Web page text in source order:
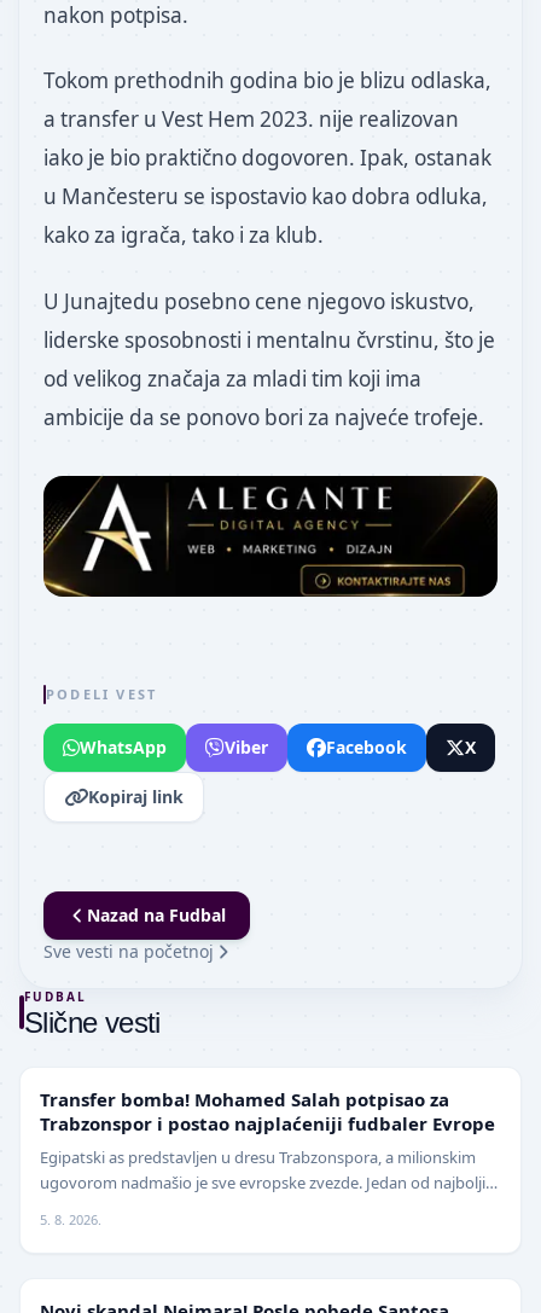
nakon potpisa.
Tokom prethodnih godina bio je blizu odlaska,
a transfer u Vest Hem 2023. nije realizovan
iako je bio praktično dogovoren. Ipak, ostanak
u Mančesteru se ispostavio kao dobra odluka,
kako za igrača, tako i za klub.
U Junajtedu posebno cene njegovo iskustvo,
liderske sposobnosti i mentalnu čvrstinu, što je
od velikog značaja za mladi tim koji ima
ambicije da se ponovo bori za najveće trofeje.
PODELI VEST
WhatsApp Viber Facebook X
Kopiraj link
Nazad na Fudbal
Sve vesti na početnoj
FUDBAL
Slične vesti
Transfer bomba! Mohamed Salah potpisao za
Trabzonspor i postao najplaćeniji fudbaler Evrope
Egipatski as predstavljen u dresu Trabzonspora, a milionskim
ugovorom nadmašio je sve evropske zvezde. Jedan od najboljih
5. 8. 2026.